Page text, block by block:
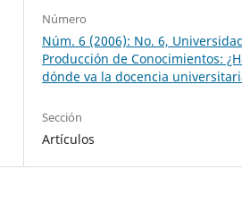
Número
Núm. 6 (2006): No. 6,
Producción de Conocimientos:
dónde va la docencia
Sección
Artículos